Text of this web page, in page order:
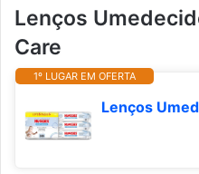
Lenços
Care
1º LUGAR EM OFERTA